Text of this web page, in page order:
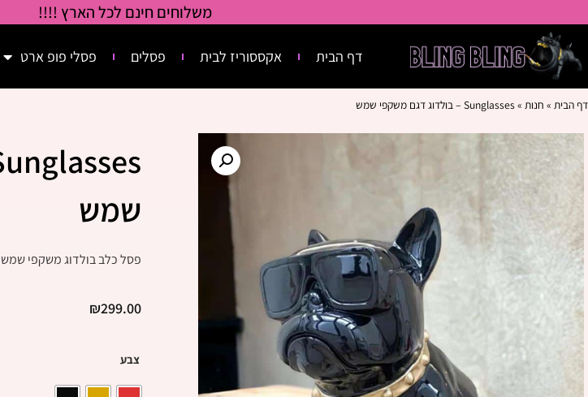
משלוחים חינם לכל הארץ !!!!
דף הבית אקססוריז לבית פסלים פסלי פופ ארט
דף הבית » חנות »Sunglasses – בולדוג דגם משקפי שמש
שמש
פסל כלב בולדוג משקפי שמש
₪299.00
צבע